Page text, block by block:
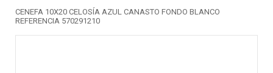
CENEFA 10X20 CELOSÍA AZUL CANASTO FONDO BLANCO
REFERENCIA 570291210